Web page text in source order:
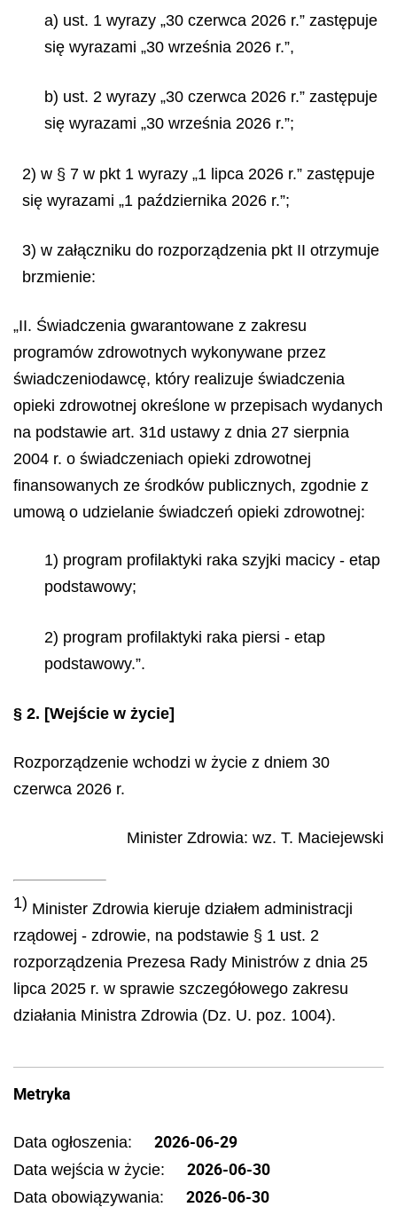
a) ust. 1 wyrazy „30 czerwca 2026 r.” zastępuje
się wyrazami „30 września 2026 r.”,
b) ust. 2 wyrazy „30 czerwca 2026 r.” zastępuje
się wyrazami „30 września 2026 r.”;
2) w § 7 w pkt 1 wyrazy „1 lipca 2026 r.” zastępuje
się wyrazami „1 października 2026 r.”;
3) w załączniku do rozporządzenia pkt II otrzymuje
brzmienie:
„II. Świadczenia gwarantowane z zakresu
programów zdrowotnych wykonywane przez
świadczeniodawcę, który realizuje świadczenia
opieki zdrowotnej określone w przepisach wydanych
na podstawie art. 31d ustawy z dnia 27 sierpnia
2004 r. o świadczeniach opieki zdrowotnej
finansowanych ze środków publicznych, zgodnie z
umową o udzielanie świadczeń opieki zdrowotnej:
1) program profilaktyki raka szyjki macicy - etap
podstawowy;
2) program profilaktyki raka piersi - etap
podstawowy.”.
§ 2. [Wejście w życie]
Rozporządzenie wchodzi w życie z dniem 30
czerwca 2026 r.
Minister Zdrowia: wz. T. Maciejewski
1) Minister Zdrowia kieruje działem administracji
rządowej - zdrowie, na podstawie § 1 ust. 2
rozporządzenia Prezesa Rady Ministrów z dnia 25
lipca 2025 r. w sprawie szczegółowego zakresu
działania Ministra Zdrowia (Dz. U. poz. 1004).
Metryka
Data ogłoszenia: 2026-06-29
Data wejścia w życie: 2026-06-30
Data obowiązywania: 2026-06-30